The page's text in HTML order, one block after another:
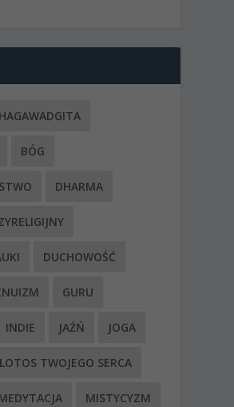
BÓG
DHARMA
DUCHOWOŚĆ
GURU
INDIE JAŹŃ JOGA
LOTOS TWOJEGO SERCA
MISTYCYZM